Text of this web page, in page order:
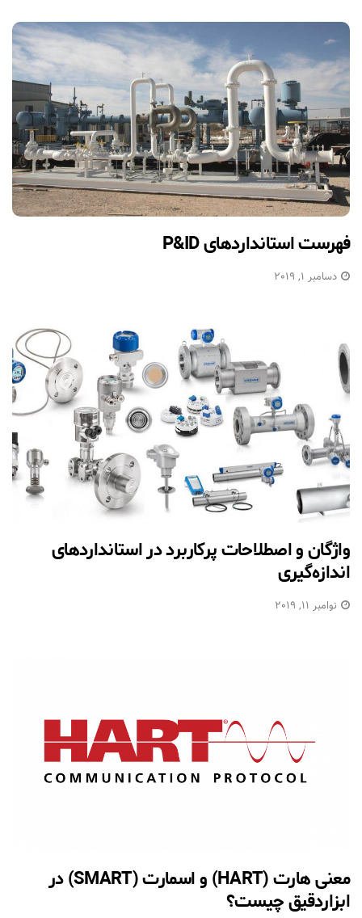
فهرست استانداردهای P&ID
دسامبر 1, 2019
واژگان و اصطلاحات پرکاربرد در استانداردهای
اندازه‌گیری
نوامبر 11, 2019
معنی هارت (HART) و اسمارت (SMART) در
ابزاردقیق چیست؟